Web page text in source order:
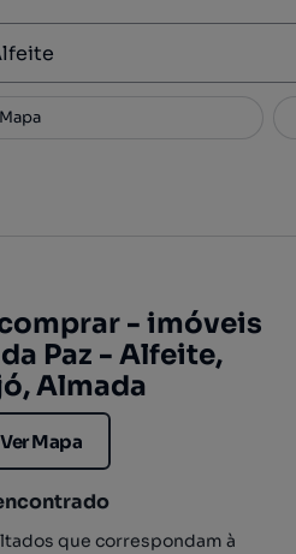
3
Mapa
- imóveis
Paz - Alfeite,
Almada
Ver Mapa
que correspondam à